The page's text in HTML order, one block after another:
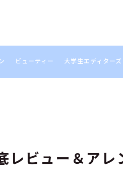
ビューティー 大学生エディターズ
レビュー＆アレ